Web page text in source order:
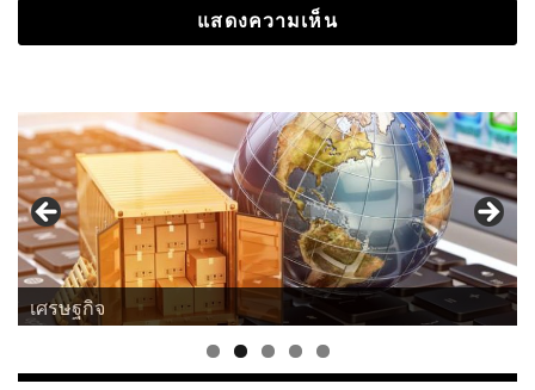
เศรษฐกิจ